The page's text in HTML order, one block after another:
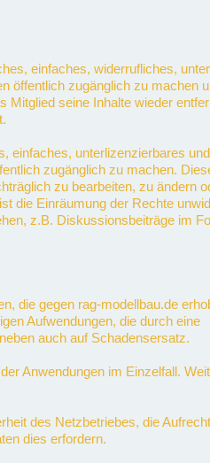
einfaches, widerrufliches,
öffentlich zugänglich zu machen
seine Inhalte wieder
einfaches, unterlizenzierbares
zugänglich zu machen.
zu bearbeiten, zu ändern
die Einräumung der Rechte
z.B. Diskussionsbeiträge im
die gegen rag-modellbau.de
Aufwendungen, die durch eine
auch auf Schadensersatz.
Anwendungen im Einzelfall.
des Netzbetriebes, die
dies erfordern.